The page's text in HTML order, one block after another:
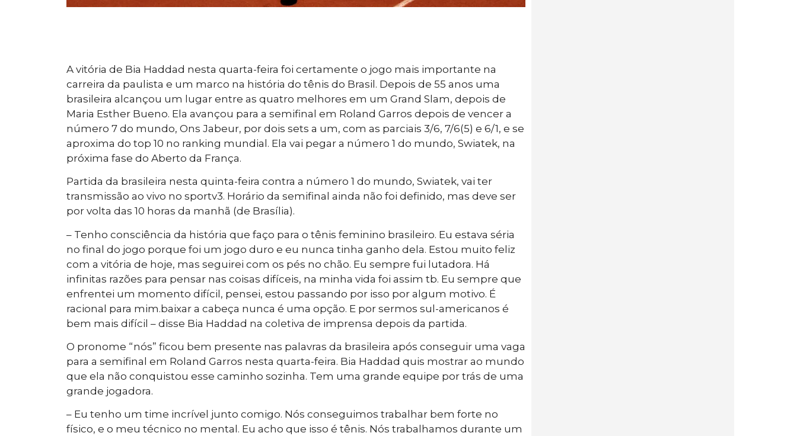
A vitória de Bia Haddad nesta quarta-feira foi certamente o jogo mais importante na
carreira da paulista e um marco na história do tênis do Brasil. Depois de 55 anos uma
brasileira alcançou um lugar entre as quatro melhores em um Grand Slam, depois de
Maria Esther Bueno. Ela avançou para a semifinal em Roland Garros depois de vencer a
número 7 do mundo, Ons Jabeur, por dois sets a um, com as parciais 3/6, 7/6(5) e 6/1, e se
aproxima do top 10 no ranking mundial. Ela vai pegar a número 1 do mundo, Swiatek, na
próxima fase do Aberto da França.
Partida da brasileira nesta quinta-feira contra a número 1 do mundo, Swiatek, vai ter
transmissão ao vivo no sportv3. Horário da semifinal ainda não foi definido, mas deve ser
por volta das 10 horas da manhã (de Brasília).
– Tenho consciência da história que faço para o tênis feminino brasileiro. Eu estava séria
no final do jogo porque foi um jogo duro e eu nunca tinha ganho dela. Estou muito feliz
com a vitória de hoje, mas seguirei com os pés no chão. Eu sempre fui lutadora. Há
infinitas razões para pensar nas coisas difíceis, na minha vida foi assim tb. Eu sempre que
enfrentei um momento difícil, pensei, estou passando por isso por algum motivo. É
racional para mim.baixar a cabeça nunca é uma opção. E por sermos sul-americanos é
bem mais difícil – disse Bia Haddad na coletiva de imprensa depois da partida.
O pronome “nós” ficou bem presente nas palavras da brasileira após conseguir uma vaga
para a semifinal em Roland Garros nesta quarta-feira. Bia Haddad quis mostrar ao mundo
que ela não conquistou esse caminho sozinha. Tem uma grande equipe por trás de uma
grande jogadora.
– Eu tenho um time incrível junto comigo. Nós conseguimos trabalhar bem forte no
físico, e o meu técnico no mental. Eu acho que isso é tênis. Nós trabalhamos durante um